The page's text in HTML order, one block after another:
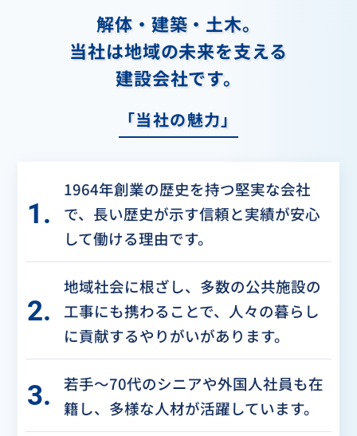
解体・建築・土木。
当社は地域の未来を支える
建設会社です。
「当社の魅力」
1.
1964年創業の歴史を持つ堅実な会社
で、長い歴史が示す信頼と実績が安心
して働ける理由です。
2.
地域社会に根ざし、多数の公共施設の
工事にも携わることで、人々の暮らし
に貢献するやりがいがあります。
3.
若手～70代のシニアや外国人社員も在
籍し、多様な人材が活躍しています。